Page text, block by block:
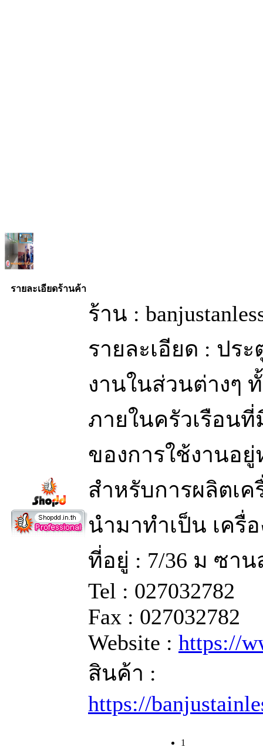
รายละเอียดร้านค้า
ร้าน :
รายละเอียด : ปร
งานในส่วนต่างๆ
ภายในครัวเรือน
ของการใช้งานอยู่
สำหรับการผลิตเค
นำมาทำเป็น เครื่
ที่อยู่ : 7/36 ม ซา
Tel : 027032782
Fax : 027032782
Website : https://
สินค้า :
https://
1